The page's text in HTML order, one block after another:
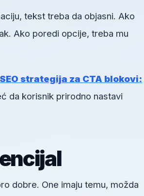
tekst treba da objasni. Ako
Ako poredi opcije, treba mu
strategija za CTA blokovi:
da korisnik prirodno nastavi
dobre. One imaju temu, možda